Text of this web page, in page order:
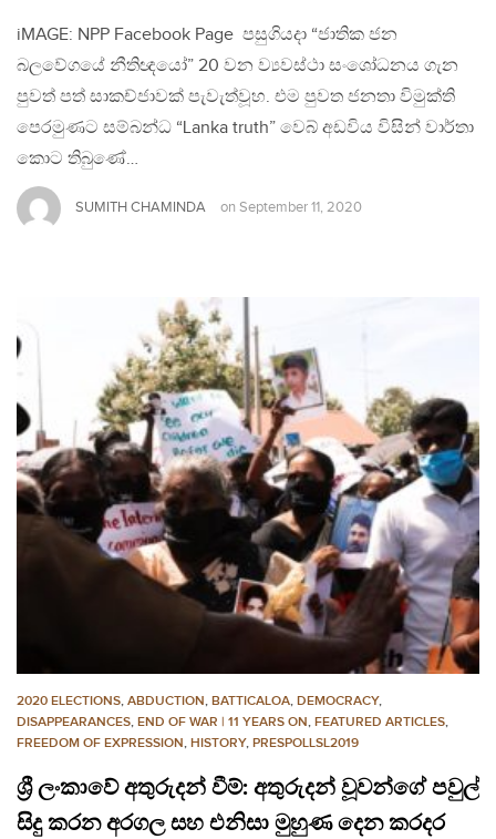
iMAGE: NPP Facebook Page පසුගියදා “ජාතික ජන
බලවේගයේ නීතිඥයෝ” 20 වන ව්‍යවස්ථා සංශෝධනය ගැන
පුවත් පත් සාකච්ජාවක් පැවැත්වූහ. එම පුවත ජනතා විමුක්ති
පෙරමුණට සම්බන්ධ “Lanka truth” වෙබ් අඩවිය විසින් වාර්තා
කොට තිබුණේ…
SUMITH CHAMINDA on September 11, 2020
2020 ELECTIONS, ABDUCTION, BATTICALOA, DEMOCRACY,
DISAPPEARANCES, END OF WAR | 11 YEARS ON, FEATURED ARTICLES,
FREEDOM OF EXPRESSION, HISTORY, PRESPOLLSL2019
ශ්‍රී ලංකාවේ අතුරුදන් වීම්: අතුරුදන් වූවන්ගේ පවුල්
සිදු කරන අරගල සහ එනිසා මුහුණ දෙන කරදර